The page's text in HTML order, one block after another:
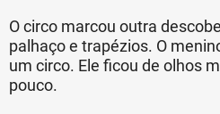
O circo marcou outra
palhaço e trapézios. O
um circo. Ele ficou de olhos
pouco.